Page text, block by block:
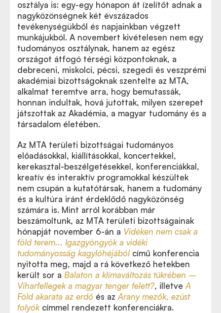
osztálya is: egy-egy hónapon át ízelítőt adnak a
nagyközönségnek két évszázados
tevékenységükből és napjainkban végzett
munkájukból. A novembert kivételesen nem egy
tudományos osztálynak, hanem az egész
országot átfogó térségi központoknak, a
debreceni, miskolci, pécsi, szegedi és veszprémi
akadémiai bizottságoknak szentelte az MTA,
alkalmat teremtve arra, hogy bemutassák,
honnan indultak, hová jutottak, milyen szerepet
játszottak az Akadémia, a magyar tudomány és a
társadalom életében.
Az MTA területi bizottságai tudományos
előadásokkal, kiállításokkal, koncertekkel,
kerekasztal-beszélgetésekkel, konferenciákkal,
kreatív és interaktív programokkal készültek
nem csupán a kutatótársak, hanem a tudomány
és a kultúra iránt érdeklődő nagyközönség
számára is. Mint arról korábban már
beszámoltunk, az MTA területi bizottságainak
hónapját november 6-án a Vidéken nem csak a
föld terem... Igazgyöngyök a vidéki
tudományosság kagylóhéjából című konferencia
nyitotta meg, majd a rá következő hetekben
került sor a Balaton a klímaváltozás tükrében –
Viharfellegek a magyar tenger felett?, illetve A
Föld akarata az erdő és az Arany mezők, ezüst
folyókcímmel rendezett konferenciákra.